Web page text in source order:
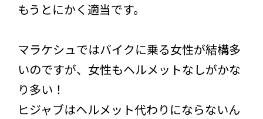
もうとにかく適当です。
マラケシュではバイクに乗る女性が結構多
いのですが、女性もヘルメットなしがかな
り多い！
ヒジャブはヘルメット代わりにならないん